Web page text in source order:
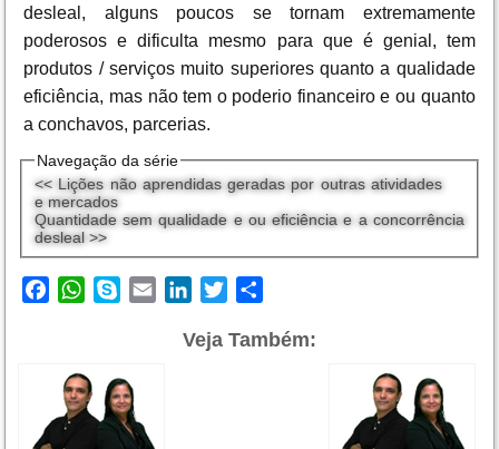
desleal, alguns poucos se tornam extremamente
poderosos e dificulta mesmo para que é genial, tem
produtos / serviços muito superiores quanto a qualidade
eficiência, mas não tem o poderio financeiro e ou quanto
a conchavos, parcerias.
Navegação da série
<< Lições não aprendidas geradas por outras atividades
e mercados
Quantidade sem qualidade e ou eficiência e a concorrência
desleal >>
FacebookWhatsApp
Skype Email LinkedInTwitter
Veja Também: